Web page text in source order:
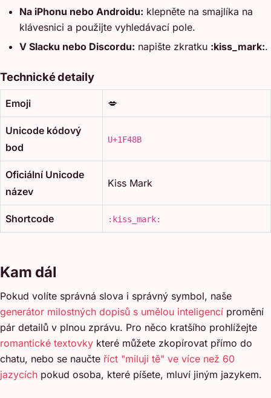
Na iPhonu nebo Androidu: klepněte na smajlíka na
klávesnici a použijte vyhledávací pole.
V Slacku nebo Discordu: napište zkratku :kiss_mark:.
Technické detaily
Emoji 💋
Unicode kódový
bod
U+1F48B
Oficiální Unicode
název
Kiss Mark
Shortcode :kiss_mark:
Kam dál
Pokud volíte správná slova i správný symbol, naše
generátor milostných dopisů s umělou inteligencí promění
pár detailů v plnou zprávu. Pro něco kratšího prohlížejte
romantické textovky které můžete zkopírovat přímo do
chatu, nebo se naučte říct "miluji tě" ve více než 60
jazycích pokud osoba, které píšete, mluví jiným jazykem.